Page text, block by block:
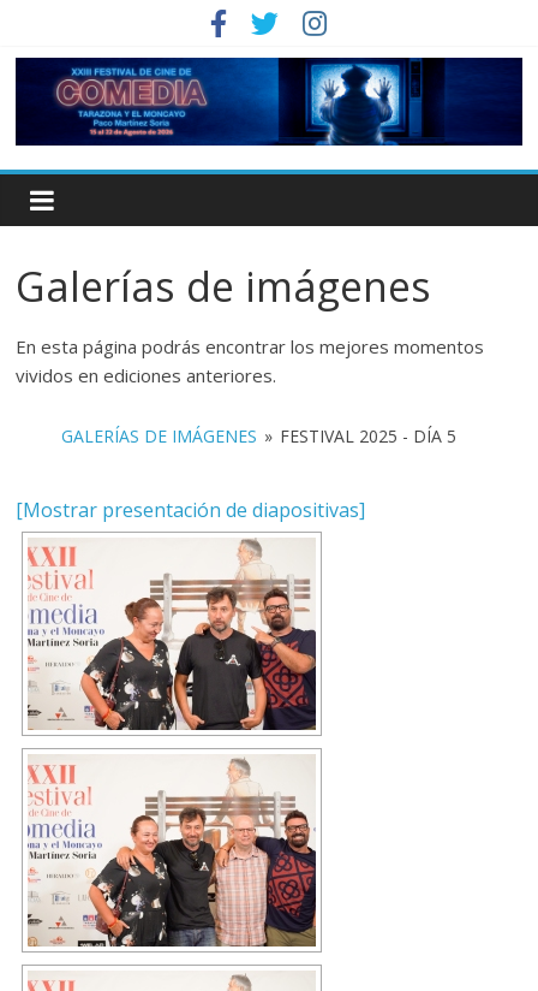
Galerías de imágenes
En esta página podrás encontrar los mejores momentos
vividos en ediciones anteriores.
GALERÍAS DE IMÁGENES » FESTIVAL 2025 - DÍA 5
[Mostrar presentación de diapositivas]